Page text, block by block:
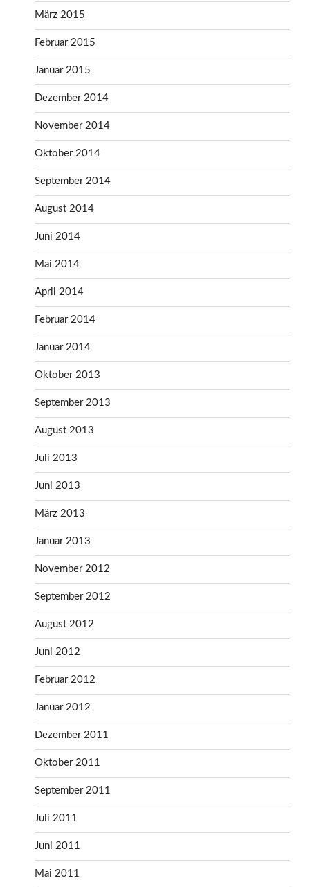
März 2015
Februar 2015
Januar 2015
Dezember 2014
November 2014
Oktober 2014
September 2014
August 2014
Juni 2014
Mai 2014
April 2014
Februar 2014
Januar 2014
Oktober 2013
September 2013
August 2013
Juli 2013
Juni 2013
März 2013
Januar 2013
November 2012
September 2012
August 2012
Juni 2012
Februar 2012
Januar 2012
Dezember 2011
Oktober 2011
September 2011
Juli 2011
Juni 2011
Mai 2011